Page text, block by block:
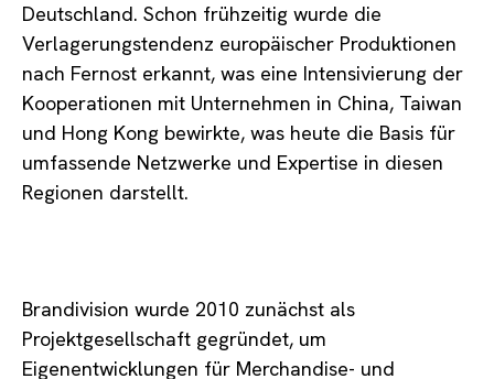
Deutschland. Schon frühzeitig wurde die
Verlagerungstendenz europäischer Produktionen
nach Fernost erkannt, was eine Intensivierung der
Kooperationen mit Unternehmen in China, Taiwan
und Hong Kong bewirkte, was heute die Basis für
umfassende Netzwerke und Expertise in diesen
Regionen darstellt.
Brandivision wurde 2010 zunächst als
Projektgesellschaft gegründet, um
Eigenentwicklungen für Merchandise- und